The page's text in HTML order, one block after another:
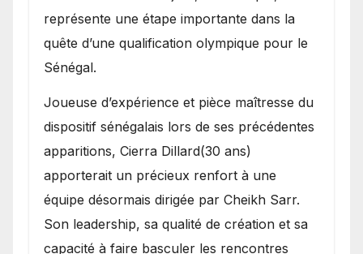
représente une étape importante dans la
quête d’une qualification olympique pour le
Sénégal.
Joueuse d’expérience et pièce maîtresse du
dispositif sénégalais lors de ses précédentes
apparitions, Cierra Dillard(30 ans)
apporterait un précieux renfort à une
équipe désormais dirigée par Cheikh Sarr.
Son leadership, sa qualité de création et sa
capacité à faire basculer les rencontres